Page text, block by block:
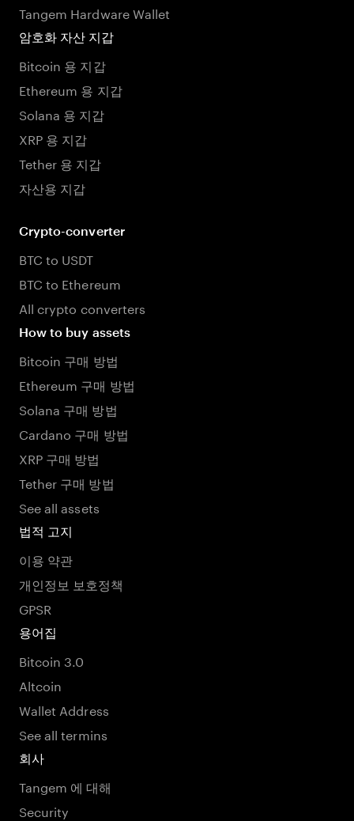
Tangem Hardware Wallet
암호화 자산 지갑
Bitcoin 용 지갑
Ethereum 용 지갑
Solana 용 지갑
XRP 용 지갑
Tether 용 지갑
자산용 지갑
Crypto-converter
BTC to USDT
BTC to Ethereum
All crypto converters
How to buy assets
Bitcoin 구매 방법
Ethereum 구매 방법
Solana 구매 방법
Cardano 구매 방법
XRP 구매 방법
Tether 구매 방법
See all assets
법적 고지
이용 약관
개인정보 보호정책
GPSR
용어집
Bitcoin 3.0
Altcoin
Wallet Address
See all termins
회사
Tangem 에 대해
Security